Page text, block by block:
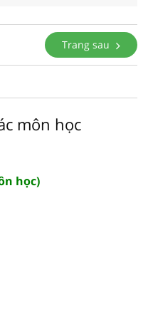
Trang sau
môn học
học)